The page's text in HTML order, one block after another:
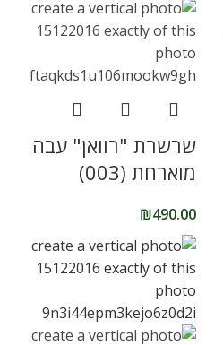
שרשרת "רוואן" עבה
מוארחת (003)
₪490.00